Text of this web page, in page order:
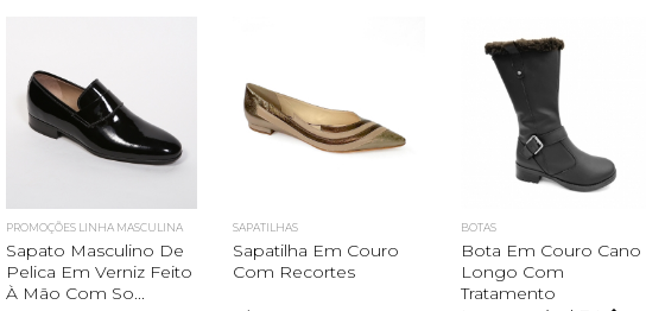
PROMOÇÕES LINHA MASCULINA
Sapato Masculino De
Pelica Em Verniz Feito
À Mão Com So...
SAPATILHAS
Sapatilha Em Couro
Com Recortes
BOTAS
Bota Em Couro Cano
Longo Com
Tratamento